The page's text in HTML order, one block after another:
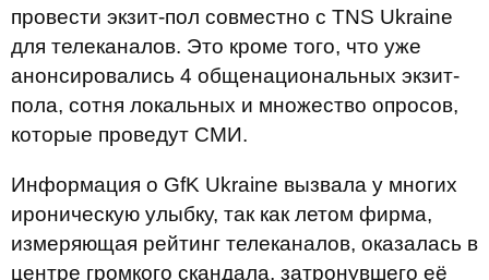
провести экзит-пол совместно с TNS Ukraine
для телеканалов. Это кроме того, что уже
анонсировались 4 общенациональных экзит-
пола, сотня локальных и множество опросов,
которые проведут СМИ.
Информация о GfK Ukraine вызвала у многих
ироническую улыбку, так как летом фирма,
измеряющая рейтинг телеканалов, оказалась в
центре громкого скандала, затронувшего её